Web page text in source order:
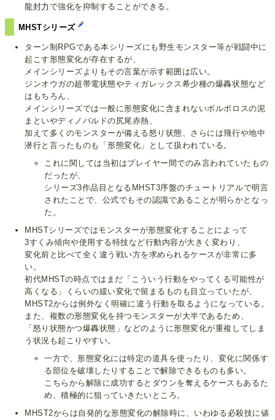
龍封力 で強化を抑制することができる。
MHSTシリーズ
ターン制RPGである本シリーズにも野生モンスター等が戦闘中に
起こす形態変化が存在するが、
メインシリーズよりもその言葉が示す範囲は広い。
ジンオウガの超帯電状態やティガレックス希少種の爆轟状態など
はもちろん、
メインシリーズでは一般に形態変化に含まれないボルボロスの泥
まといやディノバルドの尻尾赤熱、
加えて多くのモンスターが備える怒り状態、さらには飛行や地中
潜行と言ったものも「形態変化」として扱われている。
これに関しては当初はプレイヤー間でのみ言われていたもの
だったが、
シリーズ3作品目となるMHST3序盤のチュートリアルで明言
されたことで、公式でもその認識であることが明らかとなっ
た。
MHSTシリーズではモンスターが形態変化することによって
3すくみ傾向や使用する特技など行動内容が大きく変わり、
変化前と比べて全く違う戦い方を求められるケースが非常に多
い。
初代MHSTの時点ではまだ「こういう行動をやってくる可能性が
高くなる」くらいの緩い変化で留まるものも目立っていたが、
MHST2からは例外なく明確に違う行動を取るようになっている。
また、複数の形態変化を持つモンスターが大半であるため、
「怒り状態かつ爆轟状態」などのように形態変化が重複してしま
う状況も起こりやすい。
一方で、形態変化には特定の道具を使ったり、変化に関係す
る部位を破壊したりすることで解除できるものも多い。
こちらから解除に成功するとダウンを奪えるケースもあるた
め、積極的に狙っていきたいところ。
MHST2からは自発的な形態変化の解除時に、いわゆる必殺技に値